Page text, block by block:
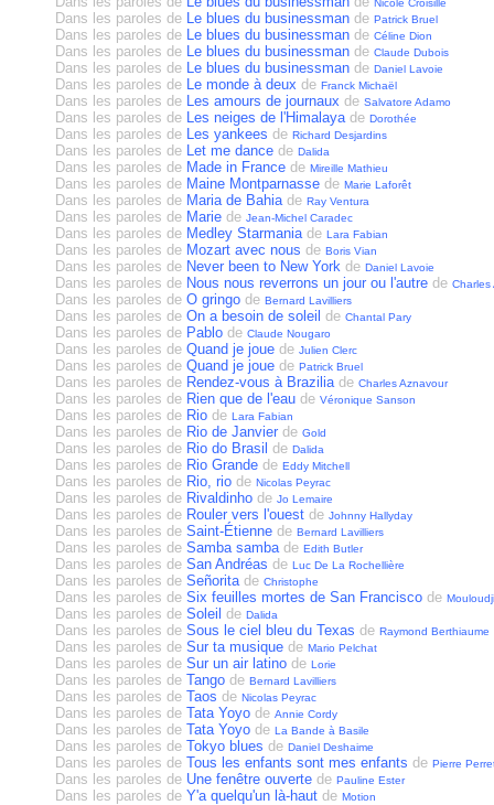
Nicole Croisille
Dans les paroles de Le blues du businessman de Patrick Bruel
Dans les paroles de Le blues du businessman de Céline Dion
Dans les paroles de Le blues du businessman de Claude Dubois
Dans les paroles de Le blues du businessman de Daniel Lavoie
Dans les paroles de Le monde à deux de Franck Michaël
Dans les paroles de Les amours de journaux de Salvatore Adamo
Dans les paroles de Les neiges de l'Himalaya de Dorothée
Dans les paroles de Les yankees de Richard Desjardins
Dans les paroles de Let me dance de Dalida
Dans les paroles de Made in France de Mireille Mathieu
Dans les paroles de Maine Montparnasse de Marie Laforêt
Dans les paroles de Maria de Bahia de Ray Ventura
Dans les paroles de Marie de Jean-Michel Caradec
Dans les paroles de Medley Starmania de Lara Fabian
Dans les paroles de Mozart avec nous de Boris Vian
Dans les paroles de Never been to New York de Daniel Lavoie
Dans les paroles de Nous nous reverrons un jour ou l'autre de Charles
Dans les paroles de O gringo de Bernard Lavilliers
Dans les paroles de On a besoin de soleil de Chantal Pary
Dans les paroles de Pablo de Claude Nougaro
Dans les paroles de Quand je joue de Julien Clerc
Dans les paroles de Quand je joue de Patrick Bruel
Dans les paroles de Rendez-vous à Brazilia de Charles Aznavour
Dans les paroles de Rien que de l'eau de Véronique Sanson
Dans les paroles de Rio de Lara Fabian
Dans les paroles de Rio de Janvier de Gold
Dans les paroles de Rio do Brasil de Dalida
Dans les paroles de Rio Grande de Eddy Mitchell
Dans les paroles de Rio, rio de Nicolas Peyrac
Dans les paroles de Rivaldinho de Jo Lemaire
Dans les paroles de Rouler vers l'ouest de Johnny Hallyday
Dans les paroles de Saint-Étienne de Bernard Lavilliers
Dans les paroles de Samba samba de Edith Butler
Dans les paroles de San Andréas de Luc De La Rochellière
Dans les paroles de Señorita de Christophe
Dans les paroles de Six feuilles mortes de San Francisco de Mouloudji
Dans les paroles de Soleil de Dalida
Dans les paroles de Sous le ciel bleu du Texas de Raymond Berthiaume
Dans les paroles de Sur ta musique de Mario Pelchat
Dans les paroles de Sur un air latino de Lorie
Dans les paroles de Tango de Bernard Lavilliers
Dans les paroles de Taos de Nicolas Peyrac
Dans les paroles de Tata Yoyo de Annie Cordy
Dans les paroles de Tata Yoyo de La Bande à Basile
Dans les paroles de Tokyo blues de Daniel Deshaime
Dans les paroles de Tous les enfants sont mes enfants de Pierre
Dans les paroles de Une fenêtre ouverte de Pauline Ester
Dans les paroles de Y'a quelqu'un là-haut de Motion